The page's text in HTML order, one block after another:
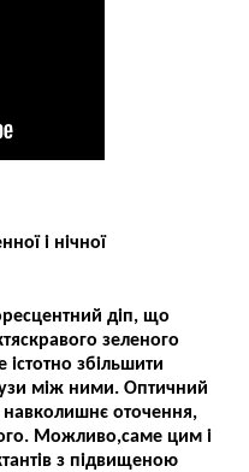
і нічної
дiп, що
зеленого
збільшити
між ними. Оптичний
оточення,
Можливо,саме цим і
з підвищеною